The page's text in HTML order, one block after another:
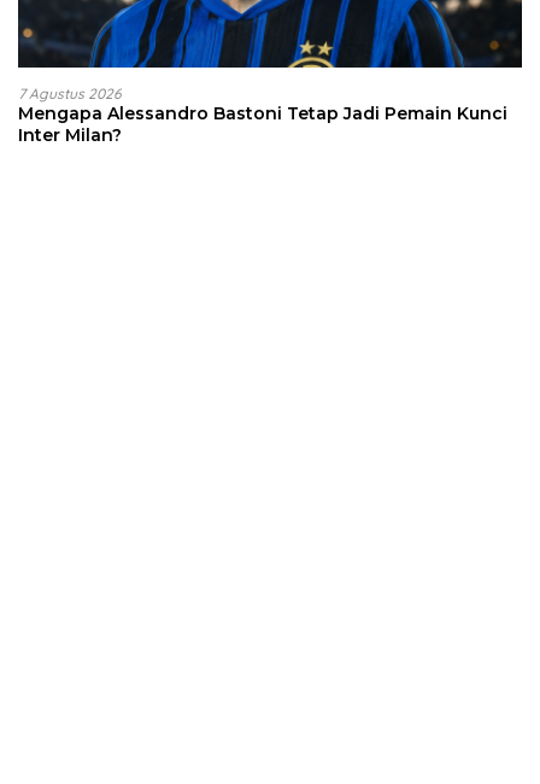
7 Agustus 2026
Mengapa Alessandro Bastoni Tetap Jadi Pemain Kunci
Inter Milan?